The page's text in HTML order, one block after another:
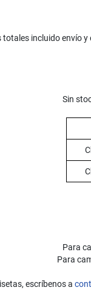
totales incluido envío
Sin
Para
Para
escríbenos a